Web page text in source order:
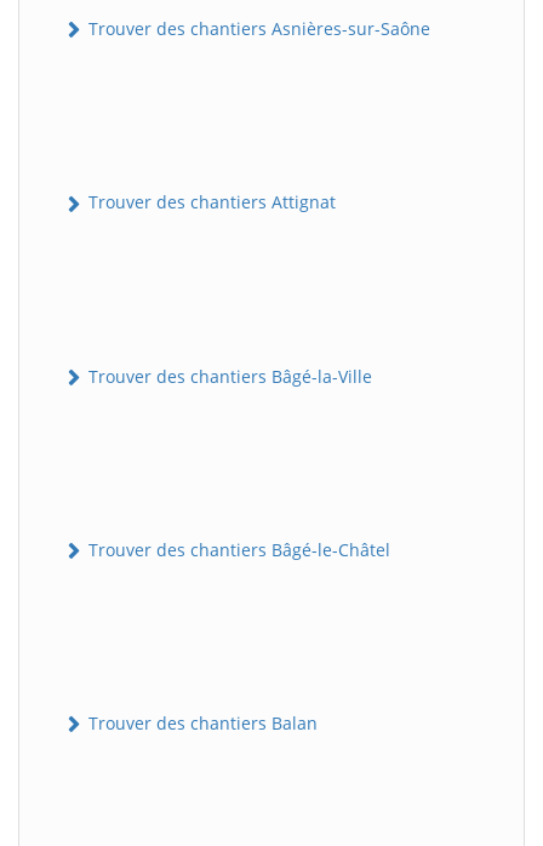
Trouver des chantiers Asnières-sur-Saône
Trouver des chantiers Attignat
Trouver des chantiers Bâgé-la-Ville
Trouver des chantiers Bâgé-le-Châtel
Trouver des chantiers Balan